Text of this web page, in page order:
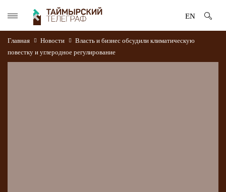
EN
Главная Новости
Власть и бизнес обсудили климатическую
повестку и углеродное регулирование